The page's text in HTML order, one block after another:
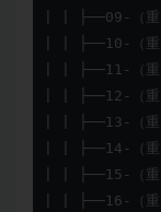
| | ├──09-（重
| | ├──10-（重
| | ├──11-（重
| | ├──12-（
| | ├──13-（重
| | ├──14-（重
| | ├──15-（重
| | ├──16-（重